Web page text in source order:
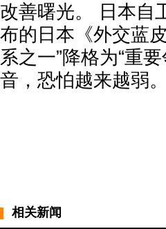
改善曙光。 日本自
布的日本《外交蓝
系之一”降格为“重
音，恐怕越来越弱。
相关新闻